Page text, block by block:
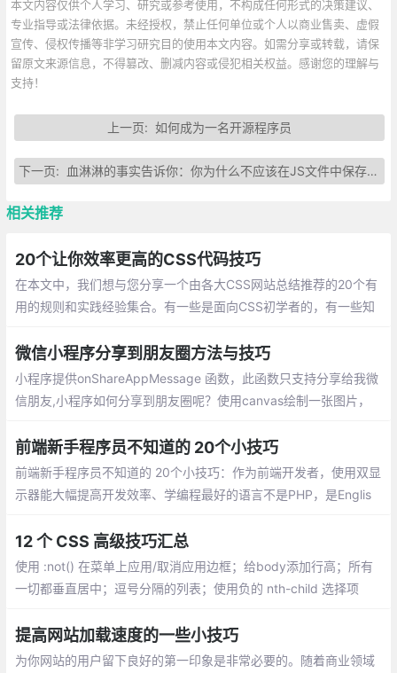
本文内容仅供个人学习、研究或参考使用，不构成任何形式的决策建议、
专业指导或法律依据。未经授权，禁止任何单位或个人以商业售卖、虚假
宣传、侵权传播等非学习研究目的使用本文内容。如需分享或转载，请保
留原文来源信息，不得篡改、删减内容或侵犯相关权益。感谢您的理解与
支持！
上一页: 如何成为一名开源程序员
下一页: 血淋淋的事实告诉你：你为什么不应该在JS文件中保存敏感信息
相关推荐
20个让你效率更高的CSS代码技巧
在本文中，我们想与您分享一个由各大CSS网站总结推荐的20个有
用的规则和实践经验集合。有一些是面向CSS初学者的，有一些知
知识
微信小程序分享到朋友圈方法与技巧
小程序提供onShareAppMessage 函数，此函数只支持分享给我微
信朋友,小程序如何分享到朋友圈呢？使用canvas绘制一张图片，
前端新手程序员不知道的 20个小技巧
前端新手程序员不知道的 20个小技巧：作为前端开发者，使用双显
示器能大幅提高开发效率、学编程最好的语言不是PHP，是Englis
gle一下、把觉得不靠谱的需求放到最后做，很可能到时候需求就变
了...
12 个 CSS 高级技巧汇总
使用 :not() 在菜单上应用/取消应用边框；给body添加行高；所有
一切都垂直居中；逗号分隔的列表；使用负的 nth-child 选择项
ght；继承 box-sizing
提高网站加载速度的一些小技巧
为你网站的用户留下良好的第一印象是非常必要的。随着商业领域